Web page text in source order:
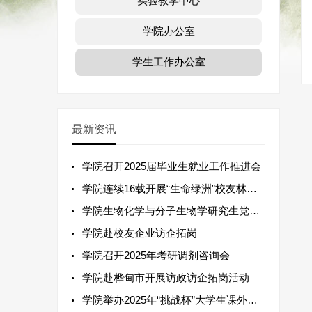
学院办公室
学生工作办公室
最新资讯
学院召开2025届毕业生就业工作推进会
学院连续16载开展“生命绿洲”校友林植树活动
学院生物化学与分子生物学研究生党支部赴摆渡创新工场集团有限公司开展主题党日活动
学院赴校友企业访企拓岗
学院召开2025年考研调剂咨询会
学院赴桦甸市开展访政访企拓岗活动
学院举办2025年“挑战杯”大学生课外学术科技作品竞赛项目指导会